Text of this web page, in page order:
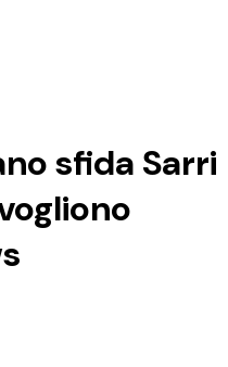
sfida Sarri